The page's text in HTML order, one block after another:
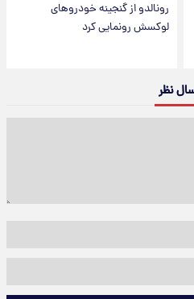
رونالدو از گنجینه خودروهای
لوکسش رونمایی کرد
نظر